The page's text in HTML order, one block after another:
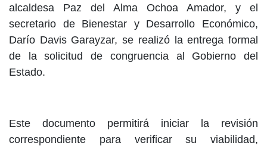
alcaldesa Paz del Alma Ochoa Amador, y el
secretario de Bienestar y Desarrollo Económico,
Darío Davis Garayzar, se realizó la entrega formal
de la solicitud de congruencia al Gobierno del
Estado.
Este documento permitirá iniciar la revisión
correspondiente para verificar su viabilidad,